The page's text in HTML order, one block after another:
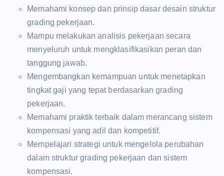
Memahami konsep dan prinsip dasar desain struktur
grading pekerjaan.
Mampu melakukan analisis pekerjaan secara
menyeluruh untuk mengklasifikasikan peran dan
tanggung jawab.
Mengembangkan kemampuan untuk menetapkan
tingkat gaji yang tepat berdasarkan grading
pekerjaan.
Memahami praktik terbaik dalam merancang sistem
kompensasi yang adil dan kompetitif.
Mempelajari strategi untuk mengelola perubahan
dalam struktur grading pekerjaan dan sistem
kompensasi.